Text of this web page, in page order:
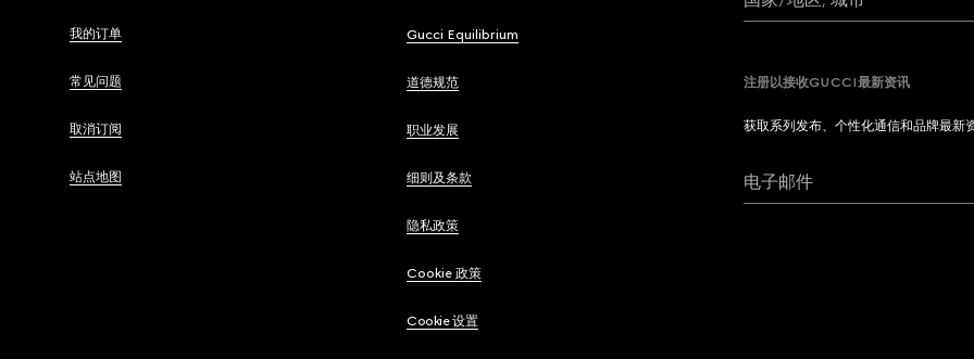
我的订单
常见问题
取消订阅
站点地图
Gucci Equilibrium
道德规范
职业发展
细则及条款
隐私政策
Cookie 政策
Cookie 设置
注册以接收GUCCI最新资讯
获取系列发布、个性化通信和品牌最新
电子邮件